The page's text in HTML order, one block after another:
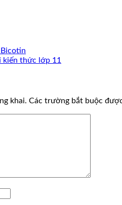
kiến thức lớp 11
khai. Các trường bắt buộc